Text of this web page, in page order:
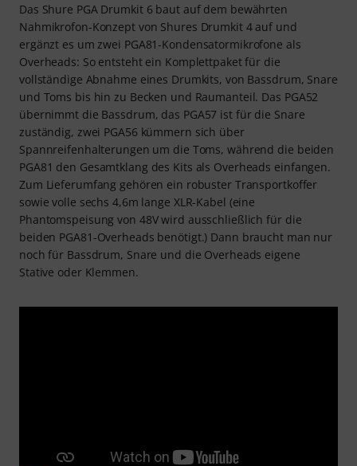
Das Shure PGA Drumkit 6 baut auf dem bewährten
Nahmikrofon-Konzept von Shures Drumkit 4 auf und
ergänzt es um zwei PGA81-Kondensatormikrofone als
Overheads: So entsteht ein Komplettpaket für die
vollständige Abnahme eines Drumkits, von Bassdrum, Snare
und Toms bis hin zu Becken und Raumanteil. Das PGA52
übernimmt die Bassdrum, das PGA57 ist für die Snare
zuständig, zwei PGA56 kümmern sich über
Spannreifenhalterungen um die Toms, während die beiden
PGA81 den Gesamtklang des Kits als Overheads einfangen.
Zum Lieferumfang gehören ein robuster Transportkoffer
sowie volle sechs 4,6m lange XLR-Kabel (eine
Phantomspeisung von 48V wird ausschließlich für die
beiden PGA81-Overheads benötigt.) Dann braucht man nur
noch für Bassdrum, Snare und die Overheads eigene
Stative oder Klemmen.